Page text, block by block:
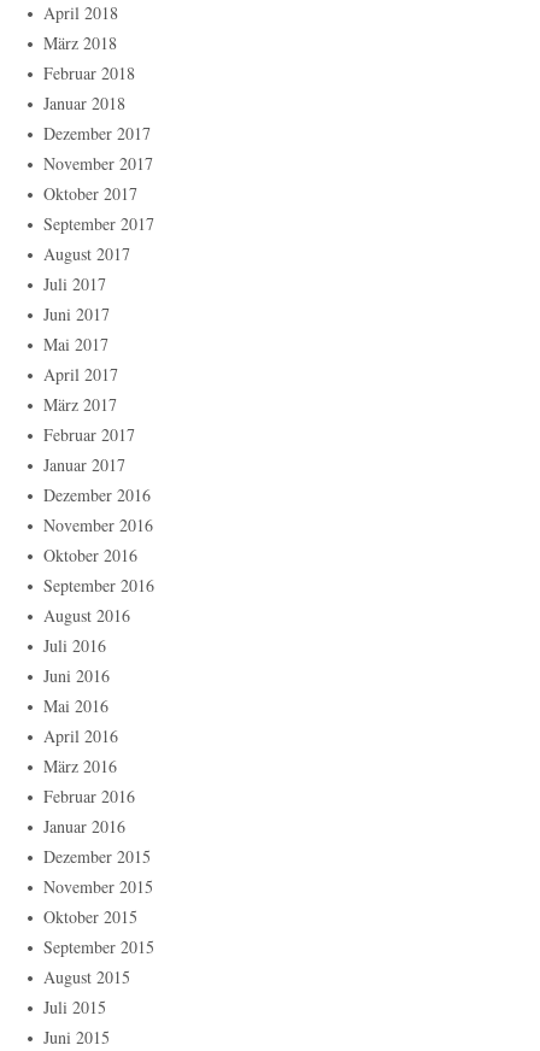
April 2018
März 2018
Februar 2018
Januar 2018
Dezember 2017
November 2017
Oktober 2017
September 2017
August 2017
Juli 2017
Juni 2017
Mai 2017
April 2017
März 2017
Februar 2017
Januar 2017
Dezember 2016
November 2016
Oktober 2016
September 2016
August 2016
Juli 2016
Juni 2016
Mai 2016
April 2016
März 2016
Februar 2016
Januar 2016
Dezember 2015
November 2015
Oktober 2015
September 2015
August 2015
Juli 2015
Juni 2015